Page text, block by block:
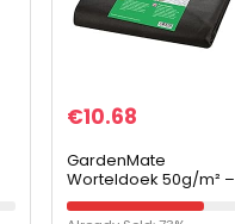
€10.68
GardenMate
Worteldoek 50g/m² –
anti-onkruiddoek –
scheurvast gronddoek